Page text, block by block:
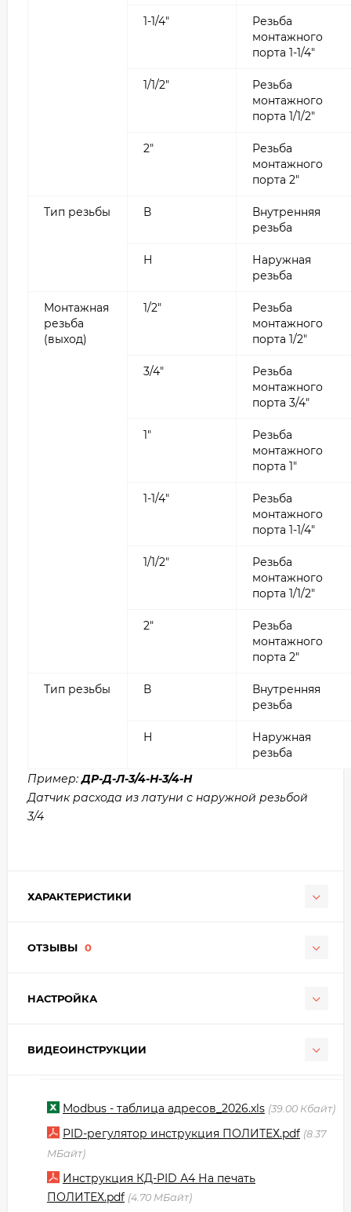
1-1/4"
Резьба
монтажного
порта 1-1/4"
1/1/2"
Резьба
монтажного
порта 1/1/2"
2"
Резьба
монтажного
порта 2"
Тип резьбы В
Внутренняя
резьба
Н
Наружная
резьба
Монтажная
резьба
(выход)
1/2"
Резьба
монтажного
порта 1/2"
3/4"
Резьба
монтажного
порта 3/4"
1"
Резьба
монтажного
порта 1"
1-1/4"
Резьба
монтажного
порта 1-1/4"
1/1/2"
Резьба
монтажного
порта 1/1/2"
2"
Резьба
монтажного
порта 2"
Тип резьбы В
Внутренняя
резьба
Н
Наружная
резьба
Пример:ДР-Д-Л-3/4-Н-3/4-Н
Датчик расхода из латуни с наружной резьбой
3/4
ХАРАКТЕРИСТИКИ
ОТЗЫВЫ 0
НАСТРОЙКА
ВИДЕОИНСТРУКЦИИ
Modbus - таблица адресов_2026.xls 39.00 Кбайт
PID-регулятор инструкция ПОЛИТЕХ.pdf 8.37
МБайт
Инструкция КД-PID А4 На печать
ПОЛИТЕХ.pdf 4.70 МБайт